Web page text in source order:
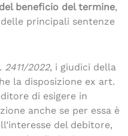
beneficio del termine,
principali sentenze
2411/2022, i giudici della
la disposizione ex art.
di esigere in
anche se per essa è
del debitore,